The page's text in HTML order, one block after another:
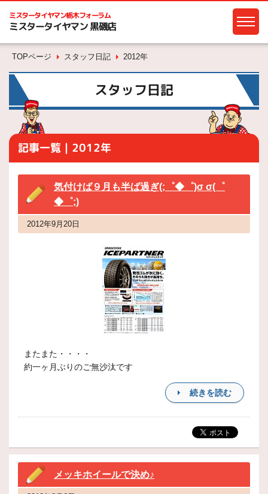
ミスタータイヤマン栃木フォーラム
ミスタータイヤマン 黒磯店
TOPページ スタッフ日記 2012年
スタッフ日記
記事一覧｜2012年
気付けば９月も半ば過ぎ(;゜◆゜)σ σ(゜
◆゜;)
2012年9月20日
またまた・・・・
約一ヶ月ぶりのご無沙汰です
続きを読む
メッキホイールで決め♪